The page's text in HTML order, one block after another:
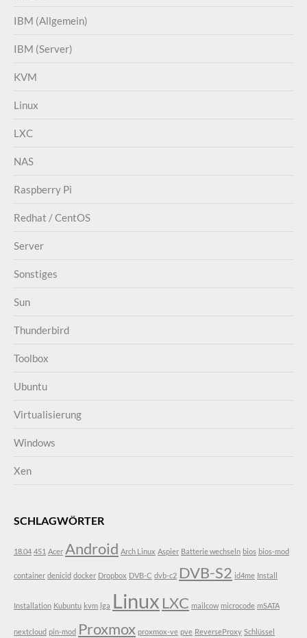
IBM (Allgemein)
IBM (Server)
KVM
Linux
LXC
NAS
Raspberry Pi
Redhat / CentOS
Server
Sonstiges
Sun
Thunderbird
Toolbox
Ubuntu
Virtualisierung
Windows
Xen
SCHLAGWÖRTER
18.04 451 Acer Android Arch Linux Aspier Batterie wechseln bios bios-mod
container denicid docker Dropbox DVB-C dvb-c2 DVB-S2 id4me Install
Installation Kubuntu kvm lga Linux LXC mailcow microcode mSATA
nextcloud pin-mod Proxmox proxmox-ve pve ReverseProxy Schlüssel